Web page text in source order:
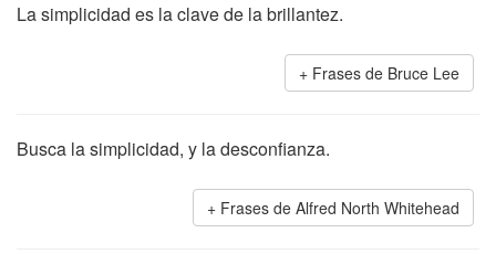
La simplicidad es la clave de la brillantez.
Frases de Bruce Lee
Busca la simplicidad, y la desconfianza.
Frases de Alfred North Whitehead